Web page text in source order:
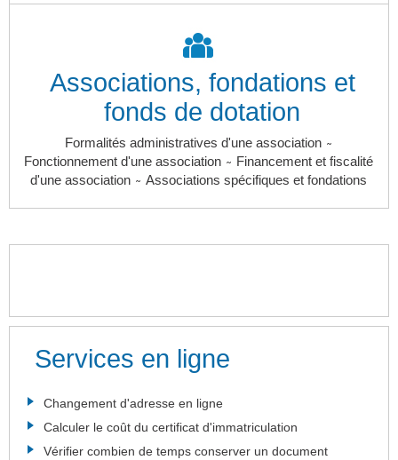
Associations, fondations et
fonds de dotation
Formalités administratives d'une association ~
Fonctionnement d'une association ~ Financement et fiscalité
d'une association ~ Associations spécifiques et fondations
Services en ligne
Changement d'adresse en ligne
Calculer le coût du certificat d'immatriculation
Vérifier combien de temps conserver un document